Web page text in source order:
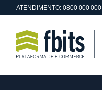
ATENDIMENTO: 0800 000 000